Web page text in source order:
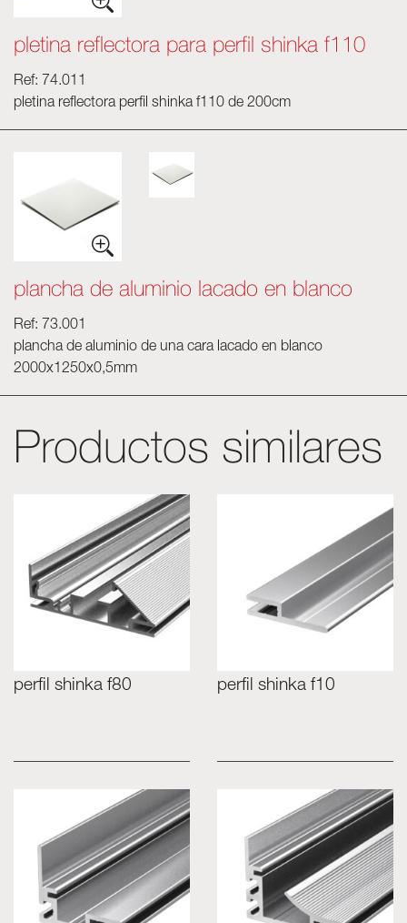
pletina reflectora para perfil shinka f110
Ref: 74.011
pletina reflectora perfil shinka f110 de 200cm
plancha de aluminio lacado en blanco
Ref: 73.001
plancha de aluminio de una cara lacado en blanco
2000x1250x0,5mm
Productos similares
perfil shinka f80 perfil shinka f10